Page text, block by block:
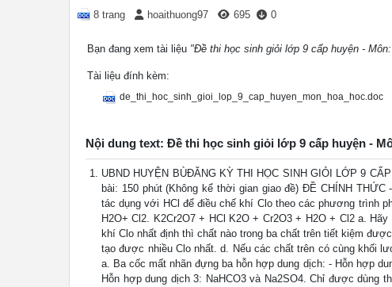
8 trang hoaithuong97 695 0
Bạn đang xem tài liệu "Đề thi học sinh giỏi lớp 9 cấp huyện -
Tài liệu đính kèm:
de_thi_hoc_sinh_gioi_lop_9_cap_huyen_mon_hoa_hoc.doc
Nội dung text: Đề thi học sinh giỏi lớp 9 cấp huyện -
UBND HUYỆN BÙĐĂNG KỲ THI HỌC SINH GIỎI LỚP 9
bài: 150 phút (Không kể thời gian giao đề) ĐỀ CHÍNH
tác dụng với HCl để điều chế khí Clo theo các phương trình
H2O+ Cl2. K2Cr2O7 + HCl K2O + Cr2O3 + H2O + Cl2 a.
khí Clo nhất định thì chất nào trong ba chất trên tiết kiệm
tạo được nhiều Clo nhất. d. Nếu các chất trên có cùng khối
a. Ba cốc mất nhãn đựng ba hỗn hợp dung dịch: - Hỗn hợp
Hỗn hợp dung dịch 3: NaHCO3 và Na2SO4. Chỉ được dùng